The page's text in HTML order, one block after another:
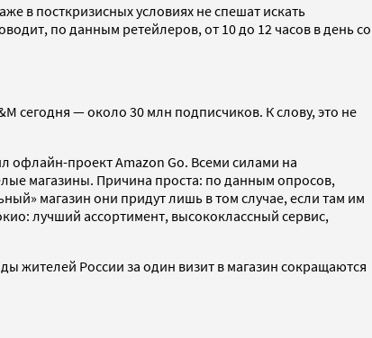
в посткризисных условиях не спешат искать
по данным ретейлеров, от 10 до 12 часов в день со
сегодня — около 30 млн подписчиков. К слову, это не
офлайн-проект Amazon Go. Всеми силами на
магазины. Причина проста: по данным опросов,
магазин они придут лишь в том случае, если там им
лучший ассортимент, высококлассный сервис,
жителей России за один визит в магазин сокращаются